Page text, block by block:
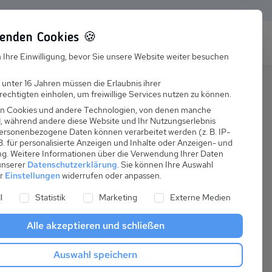
Suchen
Karriere
Ausbildung
ab
pro Nacht
Anreise
Cookies 🍪
Einwilligung, bevor Sie unsere Website weiter besuchen
16 Jahren müssen die Erlaubnis ihrer
einholen, um freiwillige Services nutzen zu können.
Cookies und andere Technologien, von denen manche
während andere diese Website und Ihr Nutzungserlebnis
Daten können verarbeitet werden (z. B. IP-
für personalisierte Anzeigen und Inhalte oder Anzeigen- und
Weitere Informationen über die Verwendung Ihrer Daten
Datenschutzerklärung. Sie können Ihre Auswahl
Einstellungenwiderrufen oder anpassen.
Liste der Service-Gruppen, für die eine Einwilligung
Statistik Marketing Externe Medien
Alle akzeptieren und schließen
Auswahl speichern